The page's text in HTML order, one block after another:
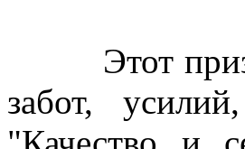
Этот приз
забот,